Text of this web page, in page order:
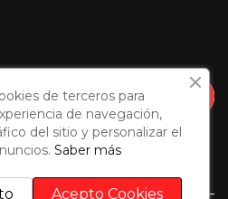
momento. Para ello,
de contacto en el aviso legal.
de terceros para
de navegación,
del sitio y personalizar el
Saber más
Acepto Cookies